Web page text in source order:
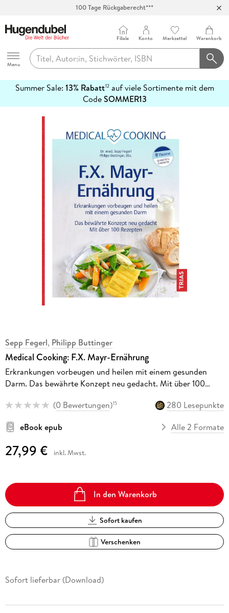
100 Tage Rückgaberecht***
Hugendubel
Menu
Filiale Konto Merkzettel Warenkorb
Summer Sale: 13% Rabatt12auf viele Sortimente mit dem
CodeSOMMER13
erfahren
Sepp Fegerl, Philipp Buttinger
Medical Cooking: F.X. Mayr-Ernährung
Erkrankungen vorbeugen und heilen mit einem gesunden
Darm. Das bewährte Konzept neu gedacht. Mit über 100
(0 Bewertungen)15
280 Lesepunkte
eBook epub
Alle 2 Formate
27,99 € inkl. Mwst.
In den Warenkorb
Sofort kaufen
Verschenken
Sofort lieferbar (Download)